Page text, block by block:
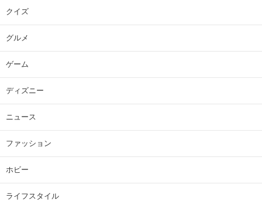
クイズ
グルメ
ゲーム
ディズニー
ニュース
ファッション
ホビー
ライフスタイル